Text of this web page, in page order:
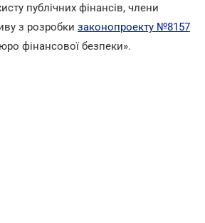
публічних фінансів, члени
з розробки законопроекту №8157
фінансової безпеки».